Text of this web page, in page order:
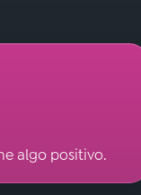
algo positivo.